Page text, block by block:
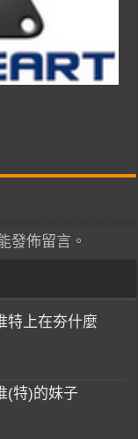
發佈留言。
特上在夯什麼
(特)的妹子